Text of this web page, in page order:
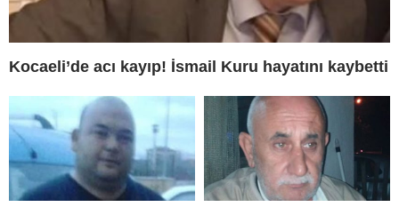
Kocaeli’de acı kayıp! İsmail Kuru hayatını kaybetti